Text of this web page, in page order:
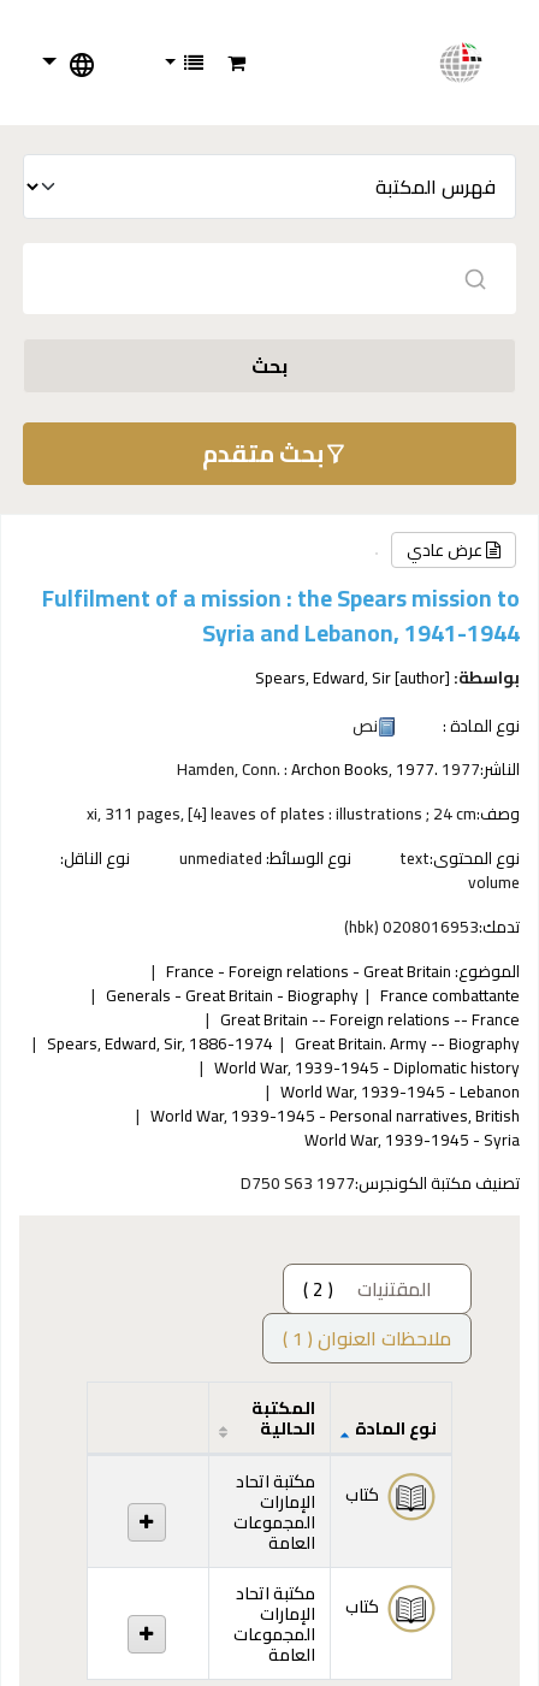
بحث
بحث متقدم
عرض عادي
Fulfilment of a mission : the Spears mission to
Syria and Lebanon, 1941-1944
بواسطة: Spears, Edward, Sir[author]
نوع المادة :
نص
الناشر:
Hamden, Conn. :Archon Books, 1977.1977
وصف:xi, 311 pages, [4] leaves of plates : illustrations ; 24 cm
نوع المحتوى:text نوع الوسائط:unmediated نوع الناقل:
volume
تدمك:0208016953 (hbk)
الموضوع:France - Foreign relations - Great Britain
France combattante
Generals - Great Britain - Biography
Great Britain -- Foreign relations -- France
Great Britain. Army -- Biography
Spears, Edward, Sir, 1886-1974
World War, 1939-1945 - Diplomatic history
World War, 1939-1945 - Lebanon
World War, 1939-1945 - Personal narratives, British
World War, 1939-1945 - Syria
تصنيف مكتبة الكونجرس:D750 S63 1977
المقتنيات
( 2 )
ملاحظات العنوان ( 1 )
المقتنيات
نوع المادة
المكتبة
الحالية
كتاب مكتبة اتحاد
الإمارات
المجموعات
العامة
كتاب
مكتبة اتحاد
الإمارات
المجموعات
العامة